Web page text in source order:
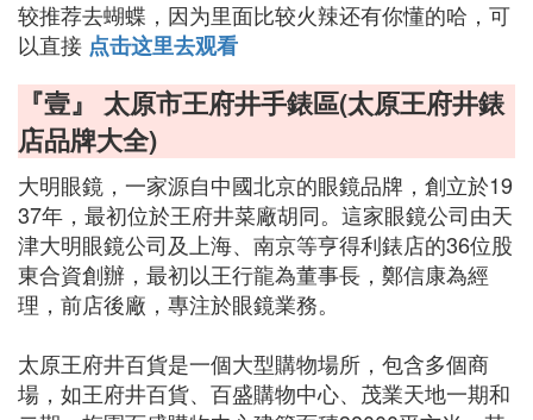
较推荐去蝴蝶，因为里面比较火辣还有你懂的哈，可
以直接 点击这里去观看
『壹』 太原市王府井手錶區(太原王府井錶
店品牌大全)
大明眼鏡，一家源自中國北京的眼鏡品牌，創立於19
37年，最初位於王府井菜廠胡同。這家眼鏡公司由天
津大明眼鏡公司及上海、南京等亨得利錶店的36位股
東合資創辦，最初以王行龍為董事長，鄭信康為經
理，前店後廠，專注於眼鏡業務。
太原王府井百貨是一個大型購物場所，包含多個商
場，如王府井百貨、百盛購物中心、茂業天地一期和